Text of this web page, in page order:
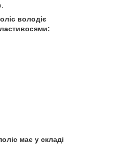
володіє
має у складі